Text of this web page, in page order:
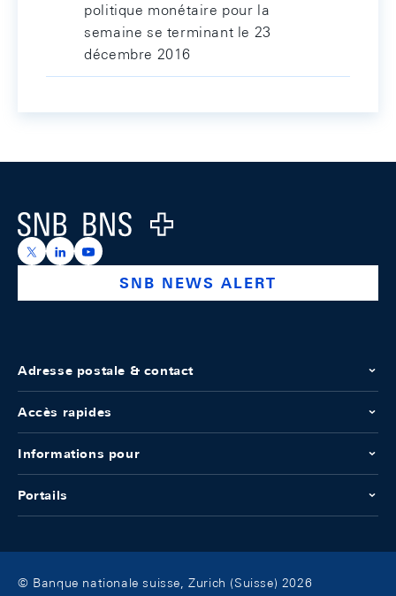
politique monétaire pour la
semaine se terminant le 23
décembre 2016
Logo
https://x.com/snb_bns
https://ch.linkedin.com/company/swiss-national-
https://www.youtube.com/@swissnationalbank
SNB NEWS ALERT
Adresse postale & contact
Accès rapides
Informations pour
Portails
© Banque nationale suisse, Zurich (Suisse) 2026